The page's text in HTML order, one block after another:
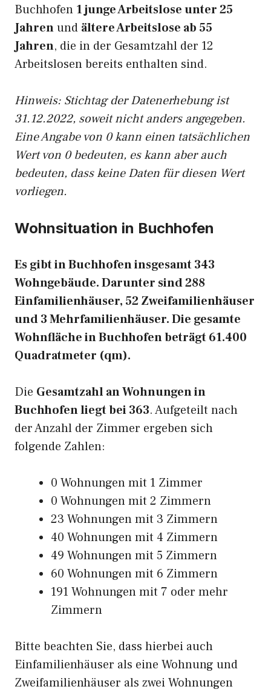
Buchhofen 1 junge Arbeitslose unter 25
Jahrenund ältere Arbeitslose ab 55
Jahren, die in der Gesamtzahl der 12
Arbeitslosen bereits enthalten sind.
Hinweis: Stichtag der Datenerhebung ist
31.12.2022, soweit nicht anders angegeben.
Eine Angabe von 0 kann einen tatsächlichen
Wert von 0 bedeuten, es kann aber auch
bedeuten, dass keine Daten für diesen Wert
vorliegen.
Wohnsituation in Buchhofen
Es gibt in Buchhofen insgesamt 343
Wohngebäude. Darunter sind 288
Einfamilienhäuser, 52 Zweifamilienhäuser
und 3 Mehrfamilienhäuser. Die gesamte
Wohnfläche in Buchhofen beträgt 61.400
Quadratmeter (qm).
Die Gesamtzahl an Wohnungen in
Buchhofen liegt bei 363. Aufgeteilt nach
der Anzahl der Zimmer ergeben sich
folgende Zahlen:
0 Wohnungen mit 1 Zimmer
0 Wohnungen mit 2 Zimmern
23 Wohnungen mit 3 Zimmern
40 Wohnungen mit 4 Zimmern
49 Wohnungen mit 5 Zimmern
60 Wohnungen mit 6 Zimmern
191 Wohnungen mit 7 oder mehr
Zimmern
Bitte beachten Sie, dass hierbei auch
Einfamilienhäuser als eine Wohnung und
Zweifamilienhäuser als zwei Wohnungen